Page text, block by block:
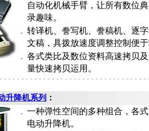
自动化机械手臂，让所有数位
录趣味。
． 转译机、誊写机、誊稿机、逐
文稿，具拨放速度调整控制便
． 各式类比及数位资料高速拷贝
量快速拷贝运用。
升降机系列 ：
． 一种弹性空间的多种组合，各
电动升降机。